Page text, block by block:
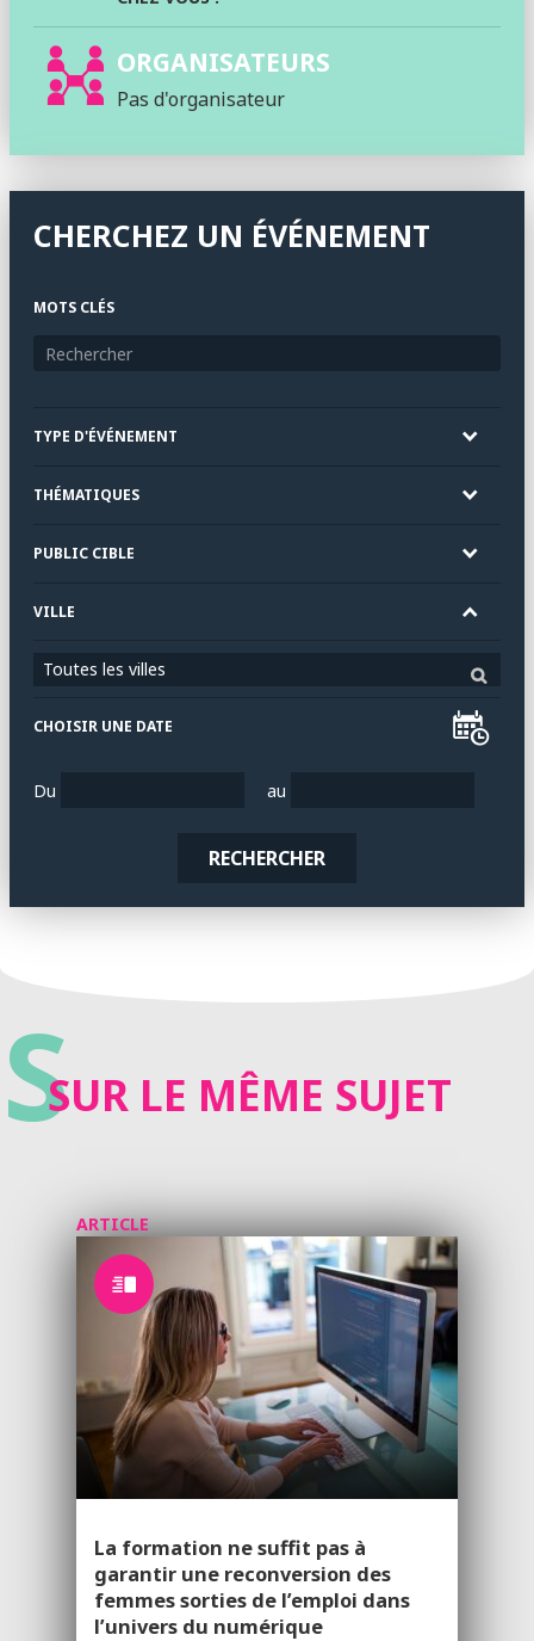
ORGANISATEURS
Pas d'organisateur
CHERCHEZ UN ÉVÉNEMENT
MOTS CLÉS
TYPE D'ÉVÉNEMENT
THÉMATIQUES
PUBLIC CIBLE
VILLE
Toutes les villes
CHOISIR UNE DATE
Du au
RECHERCHER
SSUR LE MÊME SUJET
ARTICLE
La formation ne suffit pas à
garantir une reconversion des
femmes sorties de l’emploi dans
l’univers du numérique